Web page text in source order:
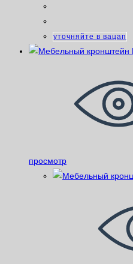
уточняйте в вацап
просмотр